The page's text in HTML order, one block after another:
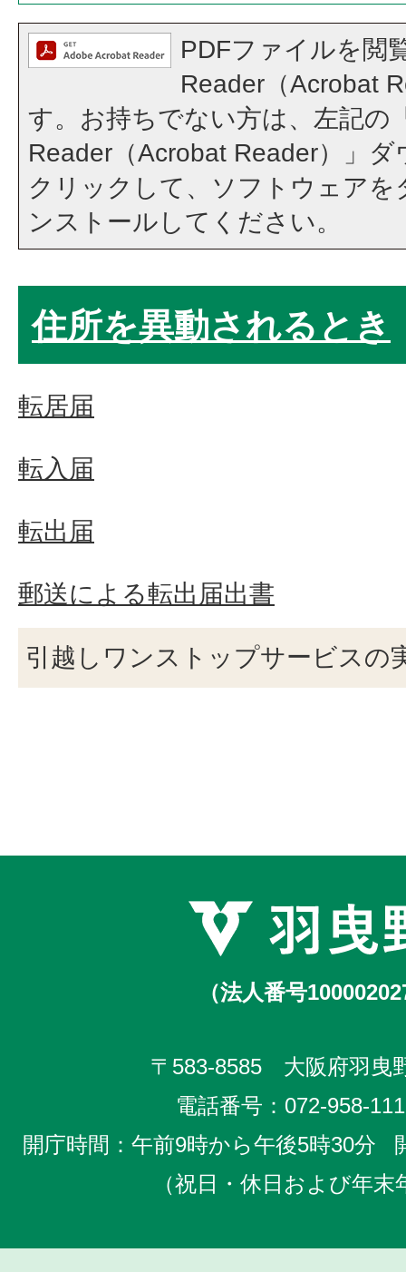
PDFファイルを閲
Reader（Acrobat
す。お持ちでない方は、左記の
Reader（Acrobat Reader）」
クリックして、ソフトウェア
ンストールしてください。
住所を異動されるとき
転居届
転入届
転出届
郵送による転出届出書
引越しワンストップサービスの
（法人番号
〒583-8585 大阪府羽曳
電話番号： 072-958-
開庁時間：午前9時から午後5時30分
（祝日・休日および年